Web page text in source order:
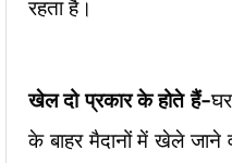
रहता है।
खेल दो प्रकार के होते हैं-
के बाहर मैदानों में खेले